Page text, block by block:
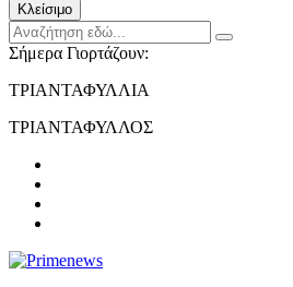
Κλείσιμο
Σήμερα Γιορτάζουν:
ΤΡΙΑΝΤΑΦΥΛΛΙΑ
ΤΡΙΑΝΤΑΦΥΛΛΟΣ